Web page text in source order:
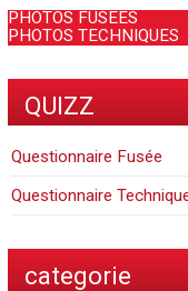
PHOTOS FUSEES
PHOTOS TECHNIQUES
QUIZZ
Questionnaire Fusée
Questionnaire
categorie